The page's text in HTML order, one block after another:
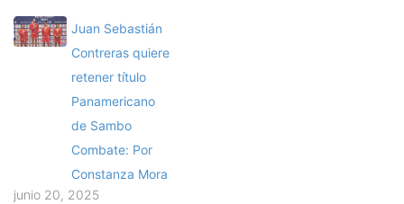
Juan Sebastián
Contreras quiere
retener título
Panamericano
de Sambo
Combate: Por
Constanza Mora
junio 20, 2025